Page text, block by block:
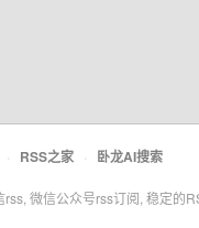
· RSS之家 · 卧龙AI搜索
微信公众号rss订阅, 稳定的